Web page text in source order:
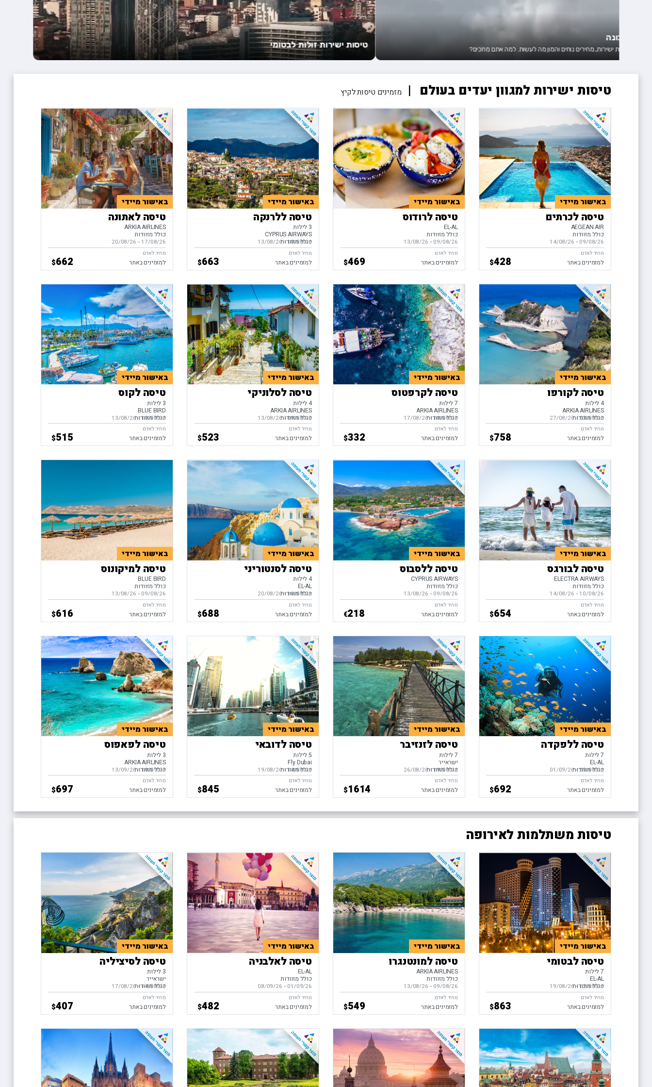
טיסות ישירות למגוון יעדים בעולם מזמינים טיסות לקיץ
באישור מיידי
טיסה לכרתים
AEGEAN AIR
בין התאריכים,
09/08/26
-
14/08/26
כולל מזוודות
למזמינים באתר
מחיר לאדם
$428
באישור מיידי
טיסה לרודוס
EL-AL
בין התאריכים,
09/08/26
-
13/08/26
כולל מזוודות
למזמינים באתר
מחיר לאדם
$469
באישור מיידי
טיסה ללרנקה
3 לילות
CYPRUS AIRWAYS
בין התאריכים,
10/08/26
-
13/08/26כולל מזוודות
למזמינים באתר
מחיר לאדם
$663
באישור מיידי
טיסה לאתונה
ARKIA AIRLINES
בין התאריכים,
17/08/26
-
20/08/26
כולל מזוודות
למזמינים באתר
מחיר לאדם
$662
באישור מיידי
טיסה לקורפו
4 לילות
ARKIA AIRLINES
בין התאריכים,
23/08/26
-
27/08/26כולל מזוודות
למזמינים באתר
מחיר לאדם
$758
באישור מיידי
טיסה לקרפטוס
7 לילות
ARKIA AIRLINES
בין התאריכים,
10/08/26
-
17/08/26כולל מזוודות
למזמינים באתר
מחיר לאדם
$332
באישור מיידי
טיסה לסלוניקי
4 לילות
ARKIA AIRLINES
בין התאריכים,
09/08/26
-
13/08/26כולל מזוודות
למזמינים באתר
מחיר לאדם
$523
באישור מיידי
טיסה לקוס
3 לילות
BLUE BIRD
בין התאריכים,
10/08/26
-
13/08/26כולל מזוודות
למזמינים באתר
מחיר לאדם
$515
באישור מיידי
טיסה לבורגס
ELECTRA AIRWAYS
בין התאריכים,
10/08/26
-
14/08/26
כולל מזוודות
למזמינים באתר
מחיר לאדם
$654
באישור מיידי
טיסה ללסבוס
CYPRUS AIRWAYS
בין התאריכים,
09/08/26
-
13/08/26
כולל מזוודות
למזמינים באתר
מחיר לאדם
€218
באישור מיידי
טיסה לסנטוריני
4 לילות
EL-AL
בין התאריכים,
16/08/26
-
20/08/26כולל מזוודות
למזמינים באתר
מחיר לאדם
$688
באישור מיידי
טיסה למיקונוס
BLUE BIRD
בין התאריכים,
09/08/26
-
13/08/26
כולל מזוודות
למזמינים באתר
מחיר לאדם
$616
באישור מיידי
טיסה ללפקדה
7 לילות
EL-AL
בין התאריכים,
25/08/26
-
01/09/26כולל מזוודות
למזמינים באתר
מחיר לאדם
$692
באישור מיידי
טיסה לזנזיבר
7 לילות
ישראייר
בין התאריכים,
19/08/26
-
26/08/26כולל מזוודות
למזמינים באתר
מחיר לאדם
$1614
באישור מיידי
טיסה לדובאי
5 לילות
Fly Dubai
בין התאריכים,
14/08/26
-
19/08/26כולל מזוודות
למזמינים באתר
מחיר לאדם
$845
באישור מיידי
טיסה לפאפוס
3 לילות
ARKIA AIRLINES
בין התאריכים,
10/09/26
-
13/09/26כולל מזוודות
למזמינים באתר
מחיר לאדם
$697
טיסות משתלמות לאירופה
באישור מיידי
טיסה לבטומי
7 לילות
EL-AL
בין התאריכים,
12/08/26
-
19/08/26כולל מזוודות
למזמינים באתר
מחיר לאדם
$863
באישור מיידי
טיסה למונטנגרו
ARKIA AIRLINES
בין התאריכים,
09/08/26
-
13/08/26
כולל מזוודות
למזמינים באתר
מחיר לאדם
$549
באישור מיידי
טיסה לאלבניה
EL-AL
בין התאריכים,
01/09/26
-
08/09/26
כולל מזוודות
למזמינים באתר
מחיר לאדם
$482
באישור מיידי
טיסה לסיציליה
3 לילות
ישראייר
בין התאריכים,
14/08/26
-
17/08/26כולל מזוודות
למזמינים באתר
מחיר לאדם
$407